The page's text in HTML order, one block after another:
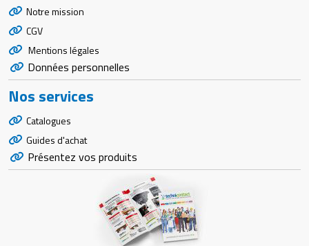
Notre mission
CGV
Mentions légales
Données personnelles
Nos services
Catalogues
Guides d'achat
Présentez vos produits